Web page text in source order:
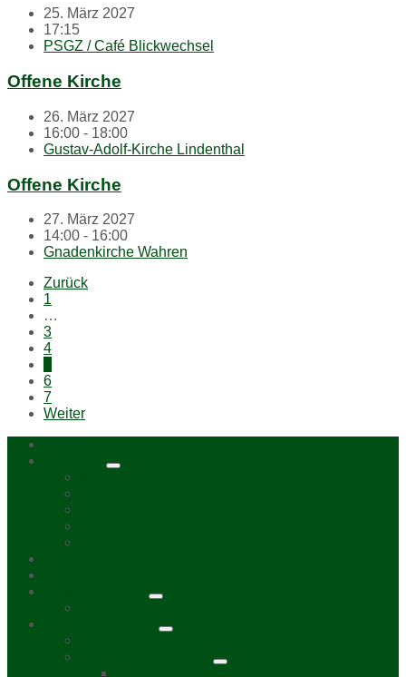
25. März 2027
17:15
PSGZ / Café Blickwechsel
Offene Kirche
26. März 2027
16:00 - 18:00
Gustav-Adolf-Kirche Lindenthal
Offene Kirche
27. März 2027
14:00 - 16:00
Gnadenkirche Wahren
Posts
navigationZurück
1
…
3
4
6
7
Weiter